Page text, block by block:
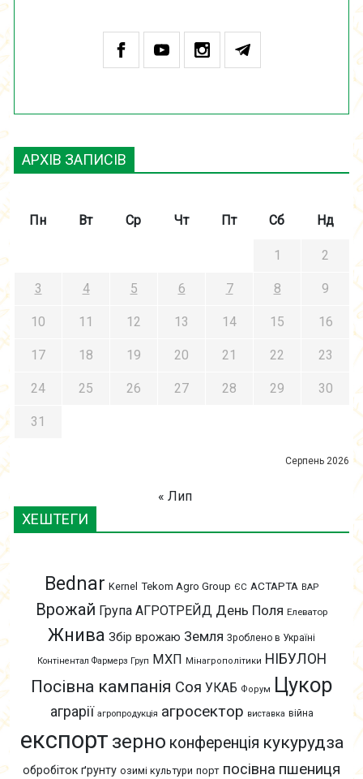
АРХІВ ЗАПИСІВ
Серпень 2026
Пн Вт Ср Чт Пт Сб Нд
1 2
3 4 5 6 7 8 9
10 11 12 13 14 15 16
17 18 19 20 21 22 23
24 25 26 27 28 29 30
31
« Лип
ХЕШТЕГИ
Bednar Kernel Tekom Agro Group ЄС АСТАРТА ВАР
Врожай Група АГРОТРЕЙД День Поля Елеватор
Жнива Збір врожаю Земля Зроблено в Україні
Контінентал Фармерз Груп МХП Мінагрополітики НІБУЛОН
Посівна кампанія Соя УКАБ Форум Цукор
аграрії агропродукція агросектор виставка війна
експорт зерно конференція кукурудза
обробіток ґрунту озимі культури порт посівна пшениця